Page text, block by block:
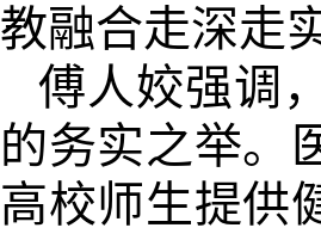
教融合走深走
傅人姣强调
的务实之举。
高校师生提供